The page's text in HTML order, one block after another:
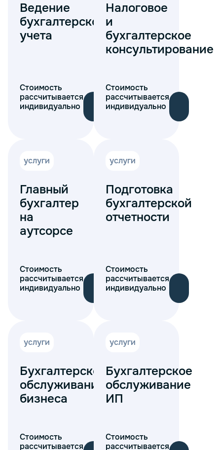
Ведение
бухгалтерского
учета
Стоимость
рассчитывается
индивидуально
Налоговое
и
бухгалтерское
консультирование
Стоимость
рассчитывается
индивидуально
услуги
Главный
бухгалтер
на
аутсорсе
Стоимость
рассчитывается
индивидуально
услуги
Подготовка
бухгалтерской
отчетности
Стоимость
рассчитывается
индивидуально
услуги
Бухгалтерское
обслуживание
бизнеса
Стоимость
рассчитывается
услуги
Бухгалтерское
обслуживание
ИП
Стоимость
рассчитывается